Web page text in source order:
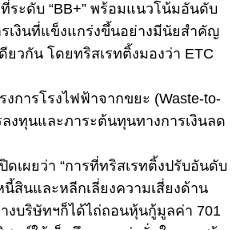
ระดับ “BB+” พร้อมแนวโน้มอันดับ
รเงินที่แข็งแกร่งขึ้นอย่างมีนัยสำคัญ
วกัน โดยทริสเรทติ้งมองว่า ETC
การโรงไฟฟ้าจากขยะ (Waste-to-
งทุนและภาระต้นทุนทางการเงินลด
เผยว่า “การที่ทริสเรทติ้งปรับอันดับ
สินและหลีกเลี่ยงความเสี่ยงด้าน
บริษัทฯก็ได้ไถ่ถอนหุ้นกู้มูลค่า 701